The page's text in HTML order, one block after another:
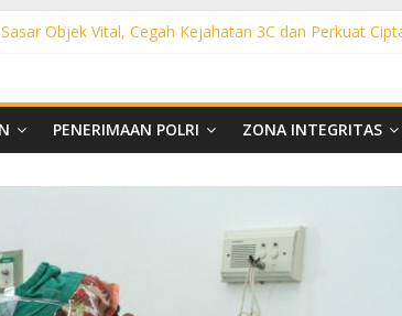
Objek Vital, Cegah Kejahatan 3C dan Perkuat
Perbankan hingga Permukiman, Antisipasi 3C
Sisir Belasan Desa, Cegah Kejahatan 3C dan
PENERIMAAN POLRI ZONA INTEGRITAS